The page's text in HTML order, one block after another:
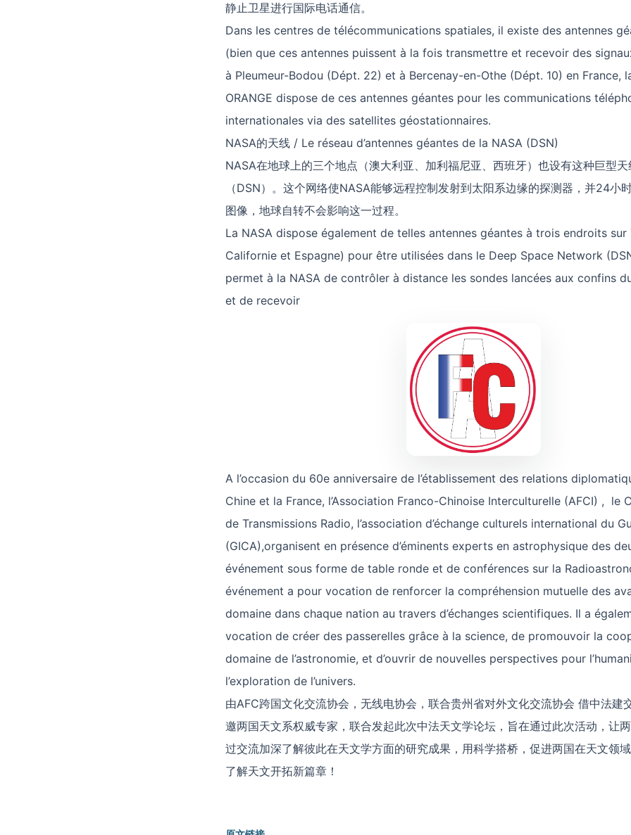
静止卫星进行国际电话通信。
Dans les centres de télécommunications spatiales, il existe des antennes
(bien que ces antennes puissent à la fois transmettre et recevoir des
à Pleumeur-Bodou (Dépt. 22) et à Bercenay-en-Othe (Dépt. 10) en France,
ORANGE dispose de ces antennes géantes pour les communications
internationales via des satellites géostationnaires.
NASA的天线 / Le réseau d’antennes géantes de la NASA (DSN)
NASA在地球上的三个地点（澳大利亚、加利福尼亚、西班牙）也设有这种巨型
（DSN）。这个网络使NASA能够远程控制发射到太阳系边缘的探测器，并24小
图像，地球自转不会影响这一过程。
La NASA dispose également de telles antennes géantes à trois endroits sur
Californie et Espagne) pour être utilisées dans le Deep Space Network
permet à la NASA de contrôler à distance les sondes lancées aux confins
et de recevoir
A l’occasion du 60e anniversaire de l’établissement des relations
Chine et la France, l’Association Franco-Chinoise Interculturelle (AFCI) , le
de Transmissions Radio, l’association d’échange culturels international du
(GICA),organisent en présence d’éminents experts en astrophysique des
événement sous forme de table ronde et de conférences sur la
événement a pour vocation de renforcer la compréhension mutuelle des
domaine dans chaque nation au travers d’échanges scientifiques. Il a
vocation de créer des passerelles grâce à la science, de promouvoir la
domaine de l’astronomie, et d’ouvrir de nouvelles perspectives pour
l’exploration de l’univers.
由AFC跨国文化交流协会，无线电协会，联合贵州省对外文化交流协会 借中法建
邀两国天文系权威专家，联合发起此次中法天文学论坛，旨在通过此次活动，让
过交流加深了解彼此在天文学方面的研究成果，用科学搭桥，促进两国在天文领
了解天文开拓新篇章！